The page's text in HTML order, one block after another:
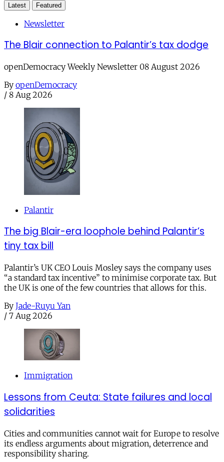
Latest Featured
Newsletter
The Blair connection to Palantir’s tax dodge
openDemocracy Weekly Newsletter 08 August 2026
By openDemocracy
/ 8 Aug 2026
Palantir
The big Blair-era loophole behind Palantir’s
tiny tax bill
Palantir’s UK CEO Louis Mosley says the company uses
“a standard tax incentive” to minimise corporate tax. But
the UK is one of the few countries that allows for this.
By Jade-Ruyu Yan
/ 7 Aug 2026
Immigration
Lessons from Ceuta: State failures and local
solidarities
Cities and communities cannot wait for Europe to resolve
its endless arguments about migration, deterrence and
responsibility sharing.